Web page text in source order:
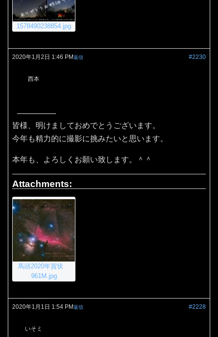
1578490238854.jpg
2020年1月2日 1:46 PM #2230
返信
西本
皆様、明けましておめでとうございます。
今年も精力的に撮影に挑みたいと思います。
本年も、よろしくお願い致します。＾＾
Attachments:
馬頭2020年賀状
961M.jpg
2020年1月1日 1:54 PM #2228
返信
いそミ